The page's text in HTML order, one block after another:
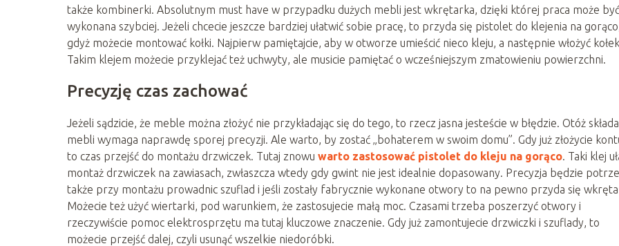
także kombinerki. Absolutnym must have w przypadku dużych mebli jest wkrętarka, dzięki której praca może być
wykonana szybciej. Jeżeli chcecie jeszcze bardziej ułatwić sobie pracę, to przyda się pistolet do klejenia na
gdyż możecie montować kołki. Najpierw pamiętajcie, aby w otworze umieścić nieco kleju, a następnie włożyć
Takim klejem możecie przyklejać też uchwyty, ale musicie pamiętać o wcześniejszym zmatowieniu powierzchni.
Precyzję czas zachować
Jeżeli sądzicie, że meble można złożyć nie przykładając się do tego, to rzecz jasna jesteście w błędzie. Otóż
mebli wymaga naprawdę sporej precyzji. Ale warto, by zostać „bohaterem w swoim domu”. Gdy już złożycie
to czas przejść do montażu drzwiczek. Tutaj znowu warto zastosować pistolet do kleju na gorąco. Taki klej
montaż drzwiczek na zawiasach, zwłaszcza wtedy gdy gwint nie jest idealnie dopasowany. Precyzja będzie
także przy montażu prowadnic szuflad i jeśli zostały fabrycznie wykonane otwory to na pewno przyda się
Możecie też użyć wiertarki, pod warunkiem, że zastosujecie małą moc. Czasami trzeba poszerzyć otwory i
rzeczywiście pomoc elektrosprzętu ma tutaj kluczowe znaczenie. Gdy już zamontujecie drzwiczki i szuflady, to
możecie przejść dalej, czyli usunąć wszelkie niedoróbki.